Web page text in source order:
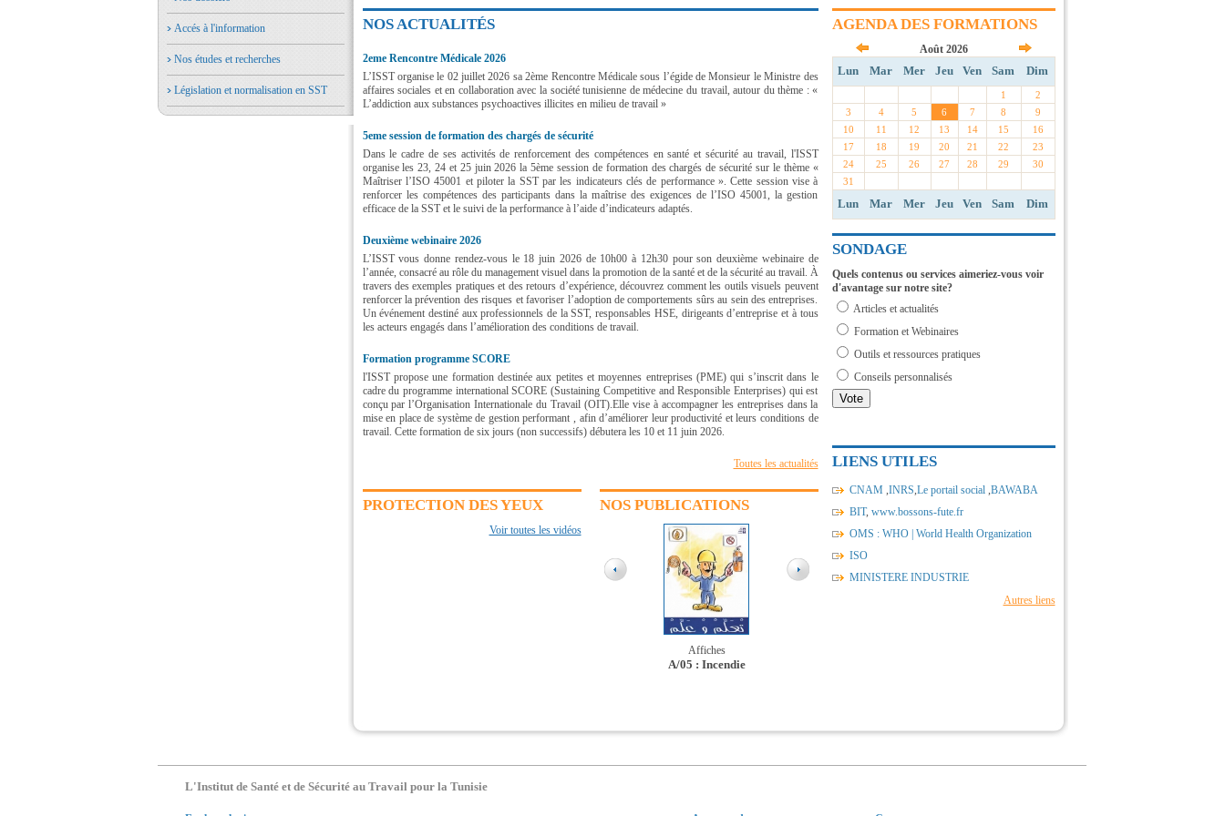
Accés à l'information
Nos études et recherches
Législation et normalisation en SST
NOS ACTUALITÉS
2eme Rencontre Médicale 2026
L’ISST organise le 02 juillet 2026 sa 2ème Rencontre Médicale sous l’égide de Monsieur le Ministre des
affaires sociales et en collaboration avec la société tunisienne de médecine du travail, autour du thème : «
L’addiction aux substances psychoactives illicites en milieu de travail »
5eme session de formation des chargés de sécurité
Dans le cadre de ses activités de renforcement des compétences en santé et sécurité au travail, l'ISST
organise les 23, 24 et 25 juin 2026 la 5ème session de formation des chargés de sécurité sur le thème «
Maîtriser l’ISO 45001 et piloter la SST par les indicateurs clés de performance ». Cette session vise à
renforcer les compétences des participants dans la maîtrise des exigences de l’ISO 45001, la gestion
efficace de la SST et le suivi de la performance à l’aide d’indicateurs adaptés.
Deuxième webinaire 2026
L’ISST vous donne rendez-vous le 18 juin 2026 de 10h00 à 12h30 pour son deuxième webinaire de
l’année, consacré au rôle du management visuel dans la promotion de la santé et de la sécurité au travail. À
travers des exemples pratiques et des retours d’expérience, découvrez comment les outils visuels peuvent
renforcer la prévention des risques et favoriser l’adoption de comportements sûrs au sein des entreprises.
Un événement destiné aux professionnels de la SST, responsables HSE, dirigeants d’entreprise et à tous
les acteurs engagés dans l’amélioration des conditions de travail.
Formation programme SCORE
l'ISST propose une formation destinée aux petites et moyennes entreprises (PME) qui s’inscrit dans le
cadre du programme international SCORE (Sustaining Competitive and Responsible Enterprises) qui est
conçu par l’Organisation Internationale du Travail (OIT).Elle vise à accompagner les entreprises dans la
mise en place de système de gestion performant , afin d’améliorer leur productivité et leurs conditions de
travail. Cette formation de six jours (non successifs) débutera les 10 et 11 juin 2026.
Toutes les actualités
PROTECTION DES YEUX
Voir toutes les vidéos
NOS PUBLICATIONS
Affiches
A/05 : Incendie
Brochures
B/17-Pour mon dos : un bon siége
Brochures
travailleurs
AGENDA DES FORMATIONS
Août 2026
Lun Mar Mer Jeu Ven Sam Dim
Lun Mar Mer Jeu Ven Sam Dim
1
2
3
4 5 6 7 8
9
10
11 12 13 14 15
16
17
18 19 20 21 22
23
24
25 26 27 28 29
30
31
SONDAGE
LIENS UTILES
CNAM,INRS,Le portail social ,BAWABA
BIT, www.bossons-fute.fr
OMS : WHO | World Health Organization
ISO
MINISTERE INDUSTRIE
Autres liens
L'Institut de Santé et de Sécurité au Travail pour la Tunisie